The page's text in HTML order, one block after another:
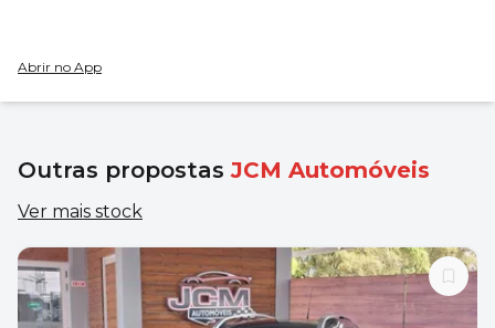
Abrir no App
Outras propostas JCM Automóveis
Ver mais stock